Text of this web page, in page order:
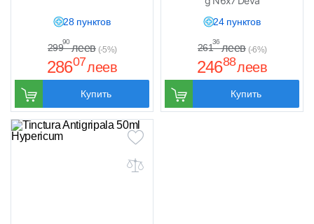
28 пунктов
28607леев
299
90
леев (-5%)
Купить
24 пунктов
24688леев
261
36
леев (-6%)
Купить